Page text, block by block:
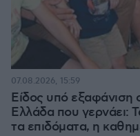
Είδος υπό εξαφάνιση
Ελλάδα που γερνάει:
τα επιδόματα, η
07.08.2026, 15:59